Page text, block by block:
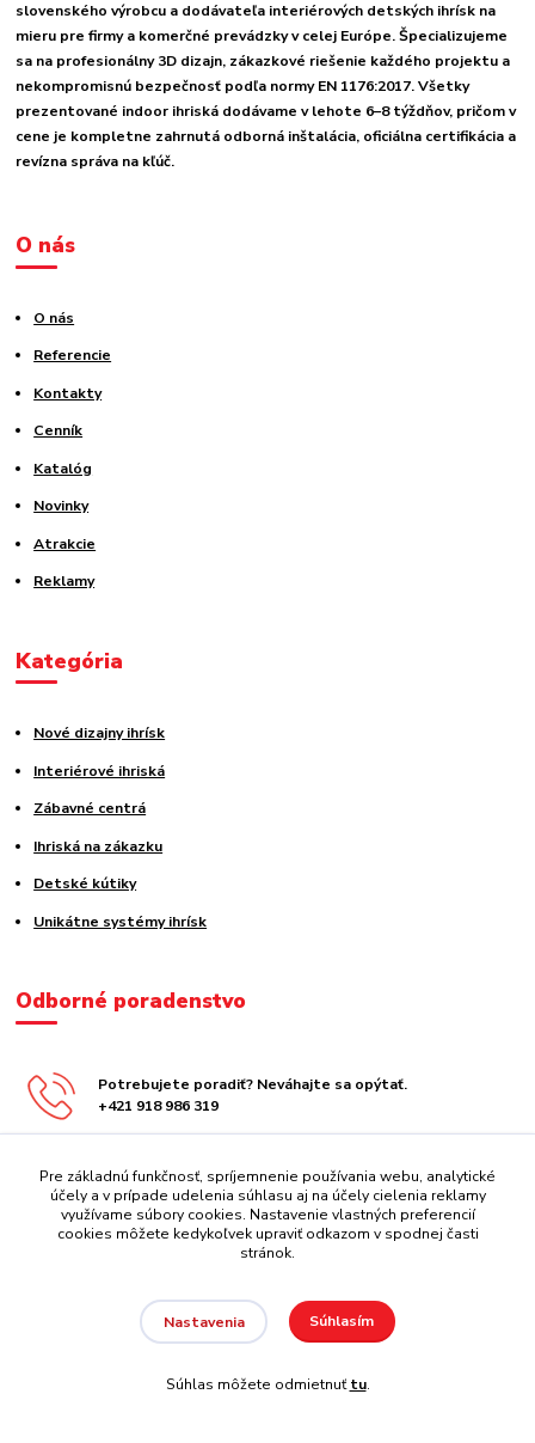
slovenského výrobcu a dodávateľa interiérových detských ihrísk na
mieru pre firmy a komerčné prevádzky v celej Európe. Špecializujeme
sa na profesionálny 3D dizajn, zákazkové riešenie každého projektu a
nekompromisnú bezpečnosť podľa normy EN 1176:2017. Všetky
prezentované indoor ihriská dodávame v lehote 6–8 týždňov, pričom v
cene je kompletne zahrnutá odborná inštalácia, oficiálna certifikácia a
revízna správa na kľúč.
O nás
O nás
Referencie
Kontakty
Cenník
Katalóg
Novinky
Atrakcie
Reklamy
Kategória
Nové dizajny ihrísk
Interiérové ihriská
Zábavné centrá
Ihriská na zákazku
Detské kútiky
Unikátne systémy ihrísk
Odborné poradenstvo
Potrebujete poradiť? Neváhajte sa opýtať.
+421 918 986 319
obchod@centrazabavy.sk
Copyright 2008 - 2026 REATEK Playgrounds
Pre základnú funkčnosť, spríjemnenie používania webu, analytické
účely a v prípade udelenia súhlasu aj na účely cielenia reklamy
využívame súbory cookies. Nastavenie vlastných preferencií
cookies môžete kedykoľvek upraviť odkazom v spodnej časti
stránok.
Nastavenia Súhlasím
Súhlas môžete odmietnuťtu.